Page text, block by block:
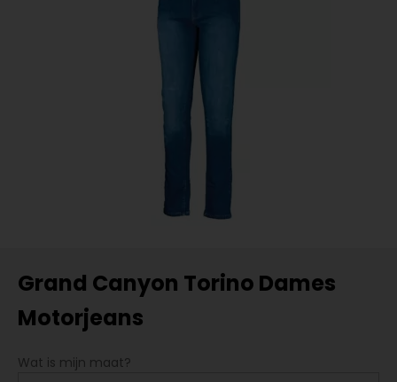
Grand Canyon Torino Dames
Motorjeans
Wat is mijn maat?